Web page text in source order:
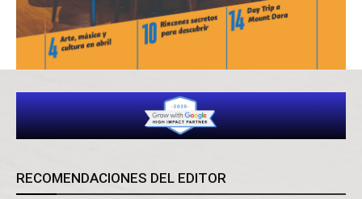
RECOMENDACIONES DEL EDITOR